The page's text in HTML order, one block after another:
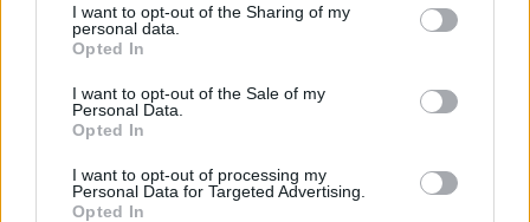
I want to opt-out of the Sharing of my
personal data.
Opted In
I want to opt-out of the Sale of my
Personal Data.
Opted In
I want to opt-out of processing my
Personal Data for Targeted Advertising.
Opted In
Anno di Fondazione:1886 come Dial Square
Stadio:Emirates Stadium (60.338)
Presidente: Sran Kroenke
Manager:Mikel Arteta